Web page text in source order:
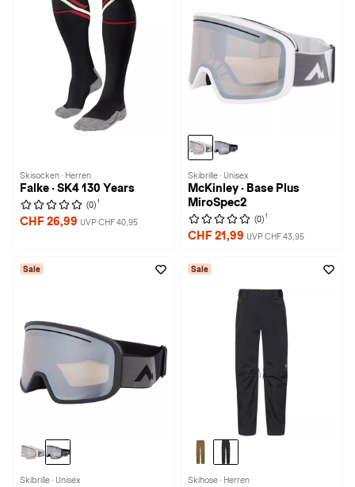
Skisocken · Herren
Falke · SK4 130 Years
(0) 1
CHF 26,99 UVP CHF 40,95
Skibrille · Unisex
McKinley · Base Plus
MiroSpec2
(0) 1
CHF 21,99 UVP CHF 43,95
Sale
Skibrille · Unisex
Sale
Skihose · Herren